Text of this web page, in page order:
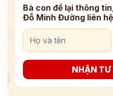
Bà con để lại thông
Đỗ Minh Đường liên
NHẬN TƯ